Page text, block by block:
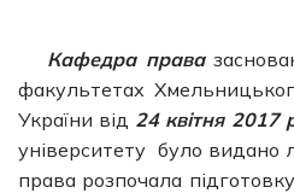
Кафедра права
факультетах
України від 24 квітня
університету було видано
права розпочала